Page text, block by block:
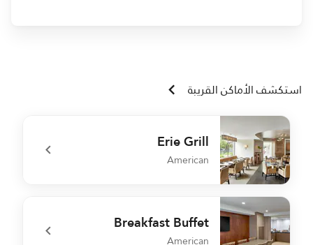
استكشف الأماكن القريبة
Erie Grill
American
undefined Erie Grill
Breakfast Buffet
American